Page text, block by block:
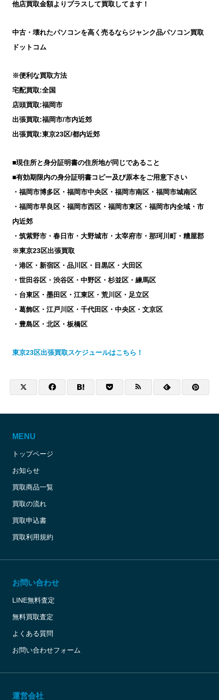
他店買取金額よりプラスして買取してます！
中古・壊れたパソコンを高く売るならジャンク品パソコン買取
ドットコム
※便利な買取方法
宅配買取:全国
店頭買取:福岡市
出張買取:福岡市/市内近郊
出張買取:東京23区/都内近郊
■現住所と身分証明書の住所地が同じであること
■有効期限内の身分証明書コピー及び原本をご用意下さい
・福岡市博多区・福岡市中央区・福岡市南区・福岡市城南区
・福岡市早良区・福岡市西区・福岡市東区・福岡市内全域・市
内近郊
・筑紫野市・春日市・大野城市・太宰府市・那珂川町・糟屋郡
※東京23区出張買取
・港区・新宿区・品川区・目黒区・大田区
・世田谷区・渋谷区・中野区・杉並区・練馬区
・台東区・墨田区・江東区・荒川区・足立区
・葛飾区・江戸川区・千代田区・中央区・文京区
・豊島区・北区・板橋区
東京23区出張買取スケジュールはこちら！
MENU
トップページ
お知らせ
買取商品一覧
買取の流れ
買取申込書
買取利用規約
お問い合わせ
LINE無料査定
無料買取査定
よくある質問
お問い合わせフォーム
運営会社